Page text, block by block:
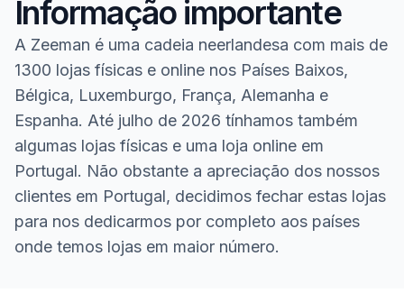
Informação importante
A Zeeman é uma cadeia neerlandesa com mais de
1300 lojas físicas e online nos Países Baixos,
Bélgica, Luxemburgo, França, Alemanha e
Espanha. Até julho de 2026 tínhamos também
algumas lojas físicas e uma loja online em
Portugal. Não obstante a apreciação dos nossos
clientes em Portugal, decidimos fechar estas lojas
para nos dedicarmos por completo aos países
onde temos lojas em maior número.